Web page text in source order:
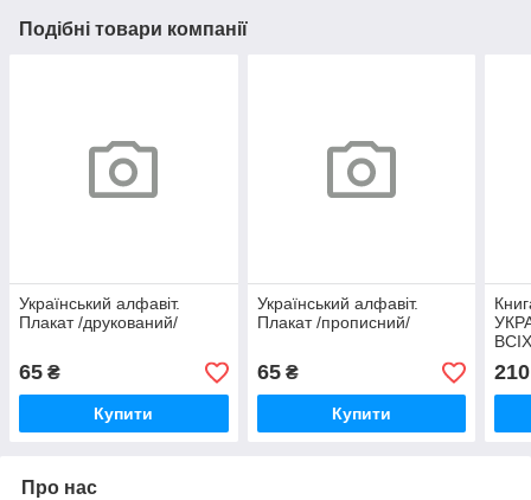
Подібні товари компанії
Український алфавіт.
Плакат /друкований/
65 ₴
Купити
Український алфавіт.
Плакат /прописний/
65₴
Купити
210
Про нас